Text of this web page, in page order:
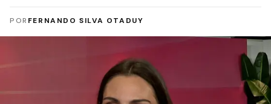
POR FERNANDO SILVA OTADUY